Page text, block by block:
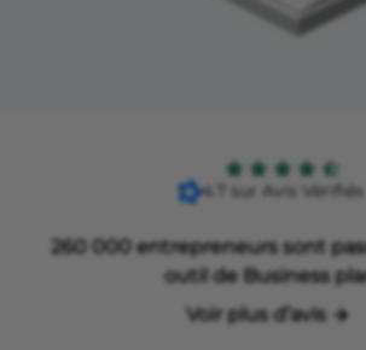
4.7 sur Avis Vérifiés
260 000 entrepreneurs sont
outil de Business
Voir plus d’avis